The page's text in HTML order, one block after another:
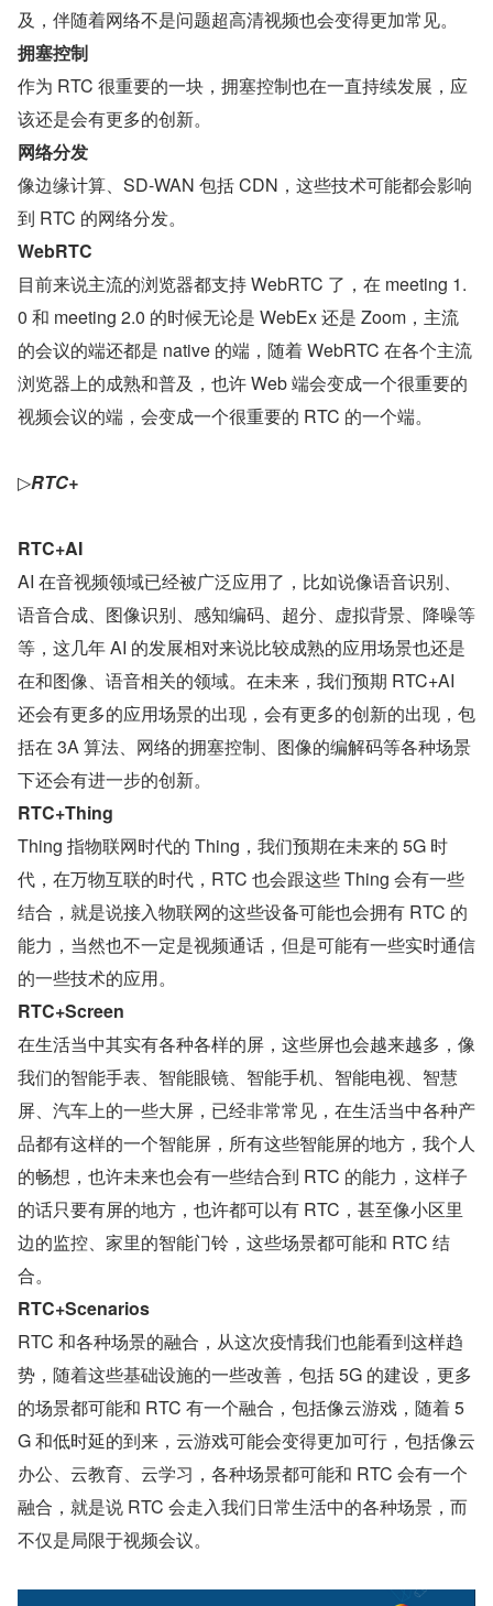
及，伴随着网络不是问题超高清视频也会变得更加常见。
拥塞控制
作为 RTC 很重要的一块，拥塞控制也在一直持续发展，应
该还是会有更多的创新。
网络分发
像边缘计算、SD-WAN 包括 CDN，这些技术可能都会影响
到 RTC 的网络分发。
WebRTC
目前来说主流的浏览器都支持 WebRTC 了，在 meeting 1.
0 和 meeting 2.0 的时候无论是 WebEx 还是 Zoom，主流
的会议的端还都是 native 的端，随着 WebRTC 在各个主流
浏览器上的成熟和普及，也许 Web 端会变成一个很重要的
视频会议的端，会变成一个很重要的 RTC 的一个端。
▷RTC+
RTC+AI
AI 在音视频领域已经被广泛应用了，比如说像语音识别、
语音合成、图像识别、感知编码、超分、虚拟背景、降噪等
等，这几年 AI 的发展相对来说比较成熟的应用场景也还是
在和图像、语音相关的领域。在未来，我们预期 RTC+AI
还会有更多的应用场景的出现，会有更多的创新的出现，包
括在 3A 算法、网络的拥塞控制、图像的编解码等各种场景
下还会有进一步的创新。
RTC+Thing
Thing 指物联网时代的 Thing，我们预期在未来的 5G 时
代，在万物互联的时代，RTC 也会跟这些 Thing 会有一些
结合，就是说接入物联网的这些设备可能也会拥有 RTC 的
能力，当然也不一定是视频通话，但是可能有一些实时通信
的一些技术的应用。
RTC+Screen
在生活当中其实有各种各样的屏，这些屏也会越来越多，像
我们的智能手表、智能眼镜、智能手机、智能电视、智慧
屏、汽车上的一些大屏，已经非常常见，在生活当中各种产
品都有这样的一个智能屏，所有这些智能屏的地方，我个人
的畅想，也许未来也会有一些结合到 RTC 的能力，这样子
的话只要有屏的地方，也许都可以有 RTC，甚至像小区里
边的监控、家里的智能门铃，这些场景都可能和 RTC 结
合。
RTC+Scenarios
RTC 和各种场景的融合，从这次疫情我们也能看到这样趋
势，随着这些基础设施的一些改善，包括 5G 的建设，更多
的场景都可能和 RTC 有一个融合，包括像云游戏，随着 5
G 和低时延的到来，云游戏可能会变得更加可行，包括像云
办公、云教育、云学习，各种场景都可能和 RTC 会有一个
融合，就是说 RTC 会走入我们日常生活中的各种场景，而
不仅是局限于视频会议。